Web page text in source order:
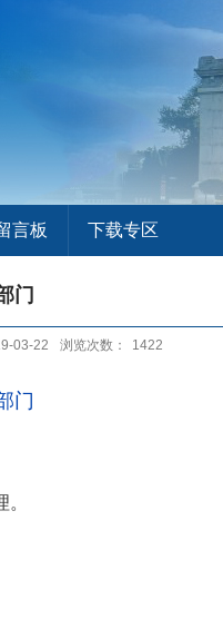
言板 下载专区
门
03-22 浏览次数： 1422
门